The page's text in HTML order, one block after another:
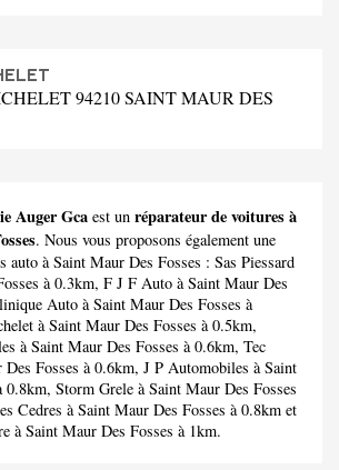
94210 SAINT MAUR DES
Auger Gca est un réparateur de voitures à
. Nous vous proposons également une
auto à Saint Maur Des Fosses : Sas Piessard
à 0.3km, F J F Auto à Saint Maur Des
Auto à Saint Maur Des Fosses à
à Saint Maur Des Fosses à 0.5km,
à Saint Maur Des Fosses à 0.6km, Tec
Fosses à 0.6km, J P Automobiles à Saint
0.8km, Storm Grele à Saint Maur Des Fosses
Cedres à Saint Maur Des Fosses à 0.8km et
à Saint Maur Des Fosses à 1km.